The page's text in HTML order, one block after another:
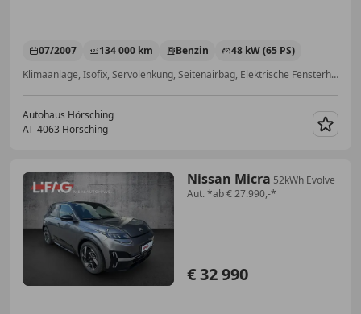
07/2007 134 000 km Benzin
48 kW (65 PS)
Klimaanlage, Isofix, Servolenkung, Seitenairbag, Elektrische Fensterheber
Autohaus Hörsching
AT-4063 Hörsching
Nissan Micra 52kWh Evolve
Aut. *ab € 27.990,-*
€ 32 990